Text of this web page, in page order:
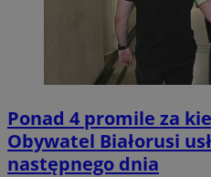
Ponad 4 promile za
Obywatel Białorusi
następnego dnia